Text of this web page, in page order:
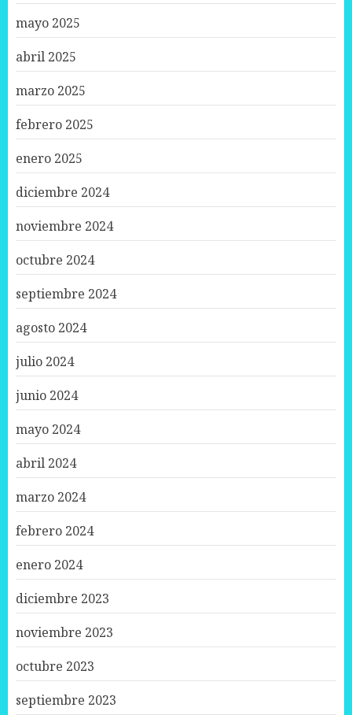
mayo 2025
abril 2025
marzo 2025
febrero 2025
enero 2025
diciembre 2024
noviembre 2024
octubre 2024
septiembre 2024
agosto 2024
julio 2024
junio 2024
mayo 2024
abril 2024
marzo 2024
febrero 2024
enero 2024
diciembre 2023
noviembre 2023
octubre 2023
septiembre 2023